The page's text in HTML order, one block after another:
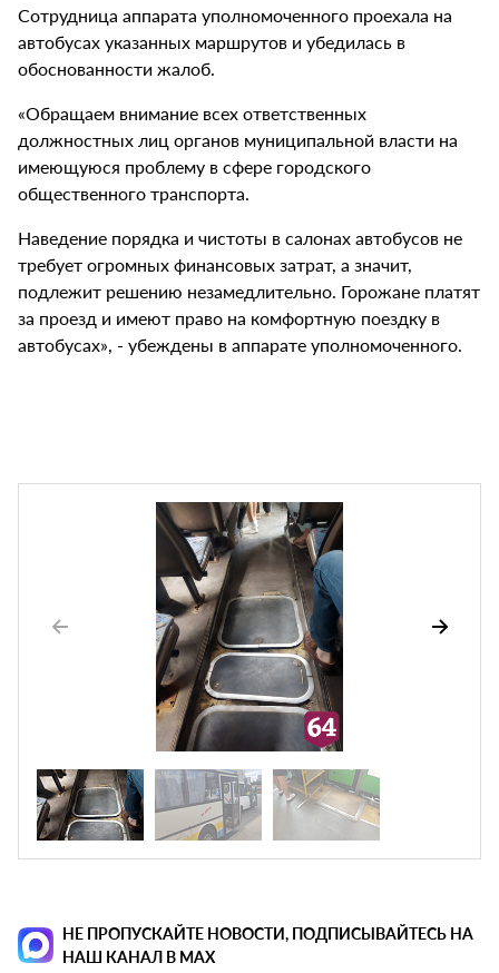
Сотрудница аппарата уполномоченного проехала на
автобусах указанных маршрутов и убедилась в
обоснованности жалоб.
«Обращаем внимание всех ответственных
должностных лиц органов муниципальной власти на
имеющуюся проблему в сфере городского
общественного транспорта.
Наведение порядка и чистоты в салонах автобусов не
требует огромных финансовых затрат, а значит,
подлежит решению незамедлительно. Горожане платят
за проезд и имеют право на комфортную поездку в
автобусах», - убеждены в аппарате уполномоченного.
НЕ ПРОПУСКАЙТЕ НОВОСТИ, ПОДПИСЫВАЙТЕСЬ НА
НАШ КАНАЛ В MAX